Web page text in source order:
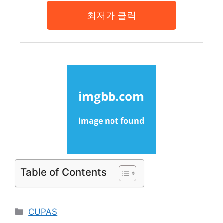
최저가 클릭
Table of Contents
Categories
CUPAS